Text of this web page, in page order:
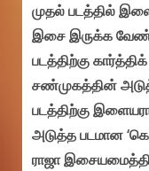
முதல் படத்தில்
இசை இருக்க
படத்திற்கு
சண்முகத்தின்
படத்திற்கு
அடுத்த படமான
ராஜா